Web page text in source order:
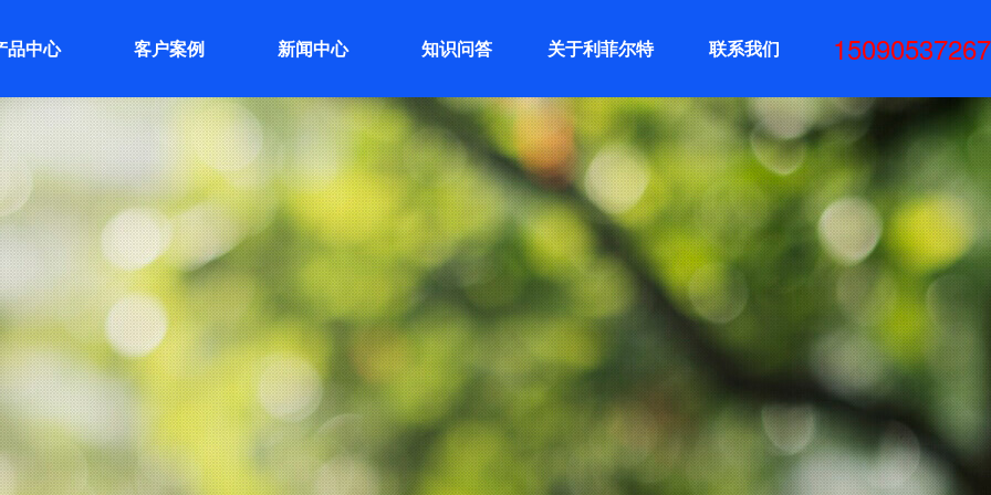
品中心 客户案例 新闻中心 知识问答 关于利菲尔特 联系我们 15090537267